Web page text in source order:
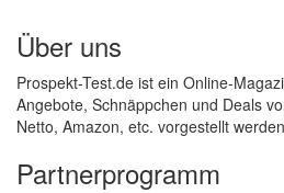
Über uns
Prospekt-Test.de ist ein Online-
Angebote, Schnäppchen und Deals
Netto, Amazon, etc. vorgestellt
Partnerprogramm